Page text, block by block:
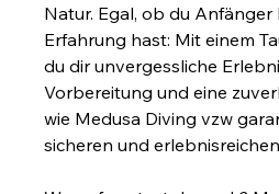
Natur. Egal, ob du
Erfahrung hast: Mit einem
du dir unvergessliche
Vorbereitung und eine
wie Medusa Diving vzw
sicheren und